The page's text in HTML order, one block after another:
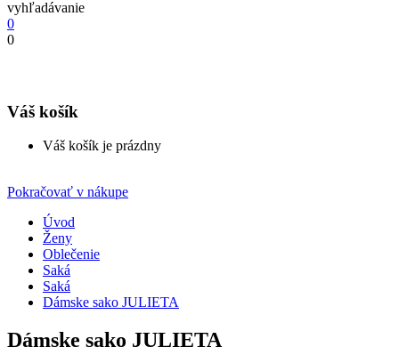
vyhľadávanie
0
0
Váš košík
Váš košík je prázdny
Pokračovať v nákupe
Úvod
Ženy
Oblečenie
Saká
Saká
Dámske sako JULIETA
Dámske sako JULIETA